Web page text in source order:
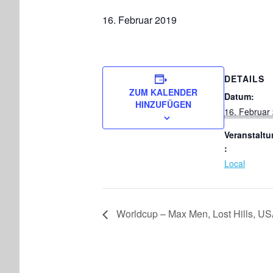
16. Februar 2019
ZUM KALENDER
HINZUFÜGEN
DETAILS
Datum:
16. Februar
:
Local
Worldcup – Max Men, Lost Hills,